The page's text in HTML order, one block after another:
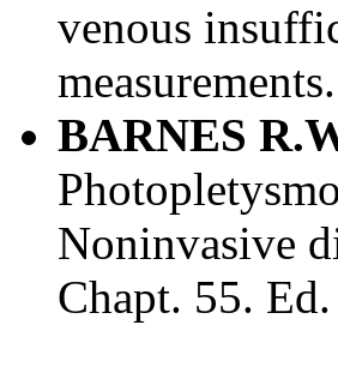
venous
BARNES
Noninvasive
Chapt. 55.